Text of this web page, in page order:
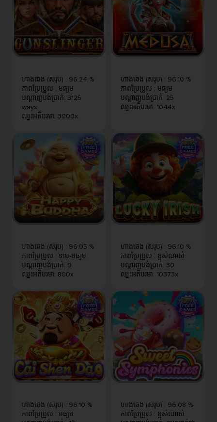
ហាងឆេង (សរុប) : 96.24 %
ភាពប្រែប្រួល : មធ្យម
បណ្តាញបង់ប្រាក់: 3125
ways
ឈ្នះអតិបរមា : 3000x
ហាងឆេង (សរុប) : 96.10 %
ភាពប្រែប្រួល : មធ្យម
បណ្តាញបង់ប្រាក់: 25
ឈ្នះអតិបរមា : 1044x
ហាងឆេង (សរុប) : 96.05 %
ភាពប្រែប្រួល : ទាប-មធ្យម
បណ្តាញបង់ប្រាក់: 9
ឈ្នះអតិបរមា : 800x
ហាងឆេង (សរុប) : 96.10 %
ភាពប្រែប្រួល : ខ្ពស់​ណាស់
បណ្តាញបង់ប្រាក់: 30
ឈ្នះអតិបរមា : 10373x
ហាងឆេង (សរុប) : 96.10 %
ភាពប្រែប្រួល : មធ្យម
ហាងឆេង (សរុប) : 96.08 %
ភាពប្រែប្រួល : ខ្ពស់​ណាស់